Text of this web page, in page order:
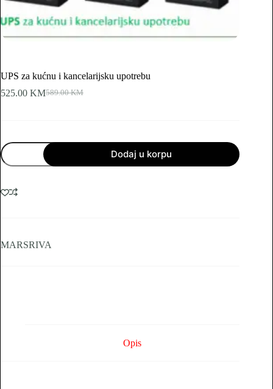
UPS za kućnu i kancelarijsku upotrebu
589.00KM
Original
525.00 KMCurrent
UPS
za
kućnu
kancelarijsku
upotrebu
Dodaj u korpu
MARSRIVA
Opis